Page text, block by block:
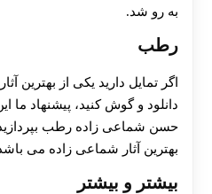
به‌ رو شد.
رطب
اگر تمایل دارید یکی از بهترین
دانلود و گوش کنید، پیشنهاد ما
حسن شماعی زاده رطب
بهترین آثار شماعی زاده می
بیشتر و بیشتر